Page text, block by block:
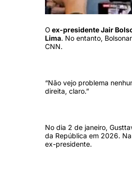
O ex-presidente Jair
Lima. No entanto,
CNN.
“Não vejo problema
direita, claro.”
No dia 2 de janeiro,
da República em 2026.
ex-presidente.